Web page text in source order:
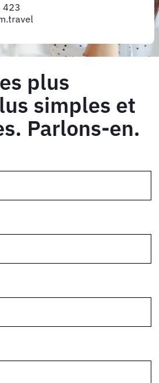
423
plus
simples et
Parlons-en.